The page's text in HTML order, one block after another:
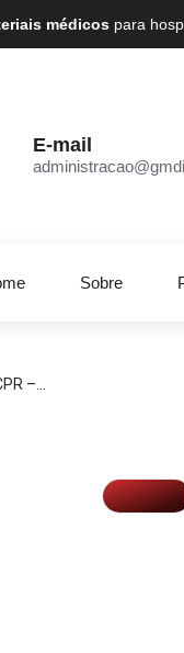
médicospara
E-mail
Sobre
–...